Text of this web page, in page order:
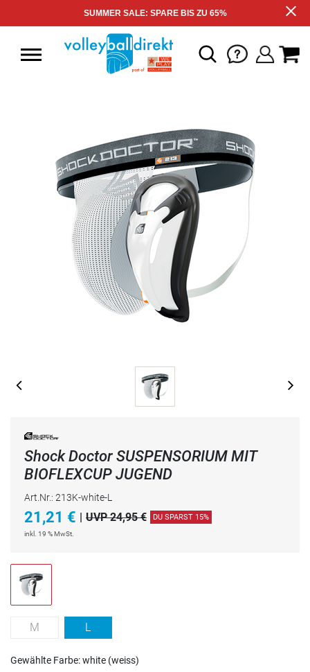
SUMMER SALE: SPARE BIS ZU 65%
Shock Doctor SUSPENSORIUM MIT
BIOFLEXCUP JUGEND
Art.Nr.: 213K-white-L
21,21 € | UVP 24,95 € DU SPARST 15%
inkl. 19 % MwSt.
M L
Gewählte Farbe: white (weiss)